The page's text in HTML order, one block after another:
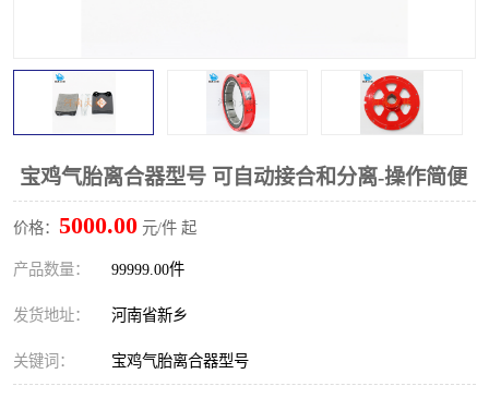
宝鸡气胎离合器型号 可自动接合和分离-操作简便
价格： 5000.00 元/件 起
产品数量： 99999.00件
发货地址： 河南省新乡
关键词： 宝鸡气胎离合器型号